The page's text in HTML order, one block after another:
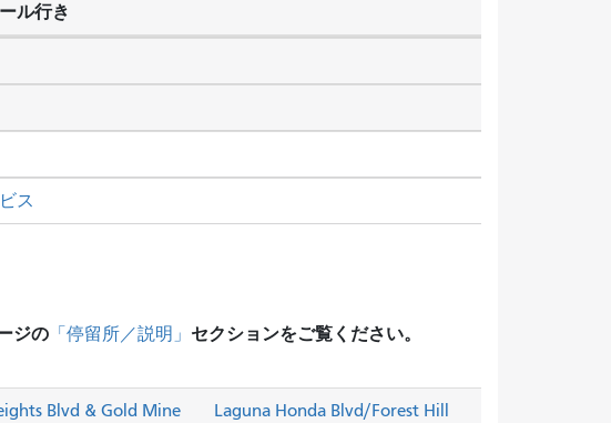
ル行き
ス
ジの 「停留所／説明」 セクションをご覧ください。
Blvd & Gold Mine
Laguna Honda Blvd/Forest Hill